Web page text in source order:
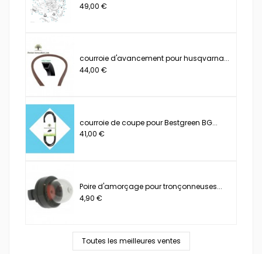
49,00 €
courroie d'avancement pour husqvarna...
44,00 €
courroie de coupe pour Bestgreen BG...
41,00 €
Poire d'amorçage pour tronçonneuses...
4,90 €
Toutes les meilleures ventes